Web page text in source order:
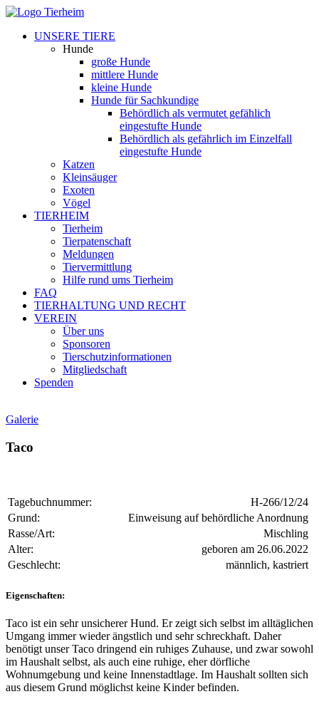
UNSERE TIERE
Hunde
große Hunde
mittlere Hunde
kleine Hunde
Hunde für Sachkundige
Behördlich als vermutet gefählich
eingestufte Hunde
Behördlich als gefährlich im Einzelfall
eingestufte Hunde
Katzen
Kleinsäuger
Exoten
Vögel
TIERHEIM
Tierheim
Tierpatenschaft
Meldungen
Tiervermittlung
Hilfe rund ums Tierheim
FAQ
TIERHALTUNG UND RECHT
VEREIN
Über uns
Sponsoren
Tierschutzinformationen
Mitgliedschaft
Spenden
Galerie
Taco
Tagebuchnummer:
H-266/12/24
Grund:
Einweisung auf behördliche Anordnung
Rasse/Art:
Mischling
Alter:
geboren am 26.06.2022
Geschlecht:
männlich, kastriert
Eigenschaften:
Taco ist ein sehr unsicherer Hund. Er zeigt sich selbst im alltäglichen
Umgang immer wieder ängstlich und sehr schreckhaft. Daher
benötigt unser Taco dringend ein ruhiges Zuhause, und zwar sowohl
im Haushalt selbst, als auch eine ruhige, eher dörfliche
Wohnumgebung und keine Innenstadtlage. Im Haushalt sollten sich
aus diesem Grund möglichst keine Kinder befinden.